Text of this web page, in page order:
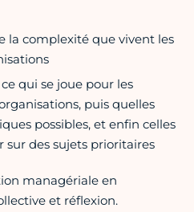
la complexité que vivent les
qui se joue pour les
puis quelles
possibles, et enfin celles
sur des sujets prioritaires
managériale en
et réflexion.